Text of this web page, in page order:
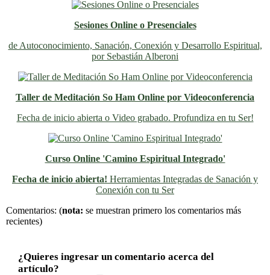
Sesiones Online o Presenciales
de Autoconocimiento, Sanación, Conexión y Desarrollo Espiritual,
por Sebastián Alberoni
Taller de Meditación So Ham Online por Videoconferencia
Fecha de inicio abierta o Video grabado. Profundiza en tu Ser!
Curso Online 'Camino Espiritual Integrado'
Fecha de inicio abierta! Herramientas Integradas de Sanación y
Conexión con tu Ser
Previo
Siguiente
Comentarios: (nota: se muestran primero los comentarios más
recientes)
¿Quieres ingresar un comentario acerca del
artículo?